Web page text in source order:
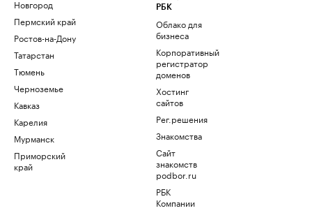
Новгород
Пермский край
Ростов-на-Дону
Татарстан
Тюмень
Черноземье
Кавказ
Карелия
Мурманск
Приморский
край
РБК
Облако для
бизнеса
Корпоративный
регистратор
доменов
Хостинг
сайтов
Рег.решения
Знакомства
Сайт
знакомств
podbor.ru
РБК
Компании